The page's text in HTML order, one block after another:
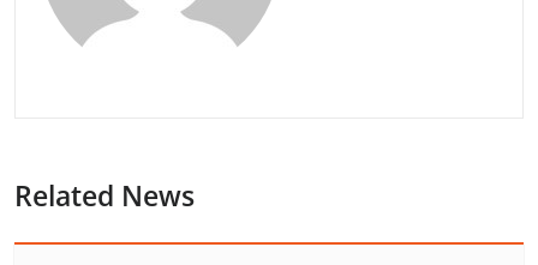
Related News